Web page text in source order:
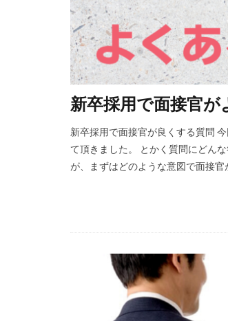
新卒採用で面接官
新卒採用で面接官が良くする質問
て頂きました。 とかく質問にどん
が、まずはどのような意図で面接